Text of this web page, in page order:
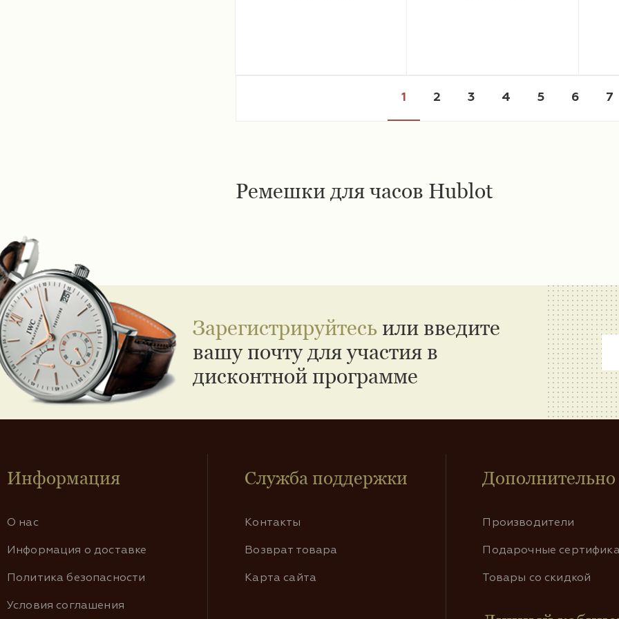
1 2 3 4 5 6 7
Ремешки для часов Hublot
Зарегистрируйтесь или введите
вашу почту для участия в
дисконтной программе
Информация
О нас
Информация о доставке
Политика безопасности
Условия соглашения
Служба поддержки
Контакты
Возврат товара
Карта сайта
Дополнительно
Производители
Подарочные
Товары со скидкой